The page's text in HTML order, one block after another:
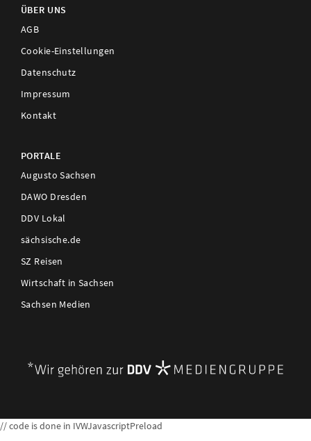
ÜBER UNS
AGB
Cookie-Einstellungen
Datenschutz
Impressum
Kontakt
PORTALE
Augusto Sachsen
DAWO Dresden
DDV Lokal
sächsische.de
SZ Reisen
Wirtschaft in Sachsen
Sachsen Medien
// code is done in IVWJavascriptPreload